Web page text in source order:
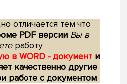
отличается тем что
PDF версии Вы в
работу
в WORD - документ и
качественно другие
работе с документом